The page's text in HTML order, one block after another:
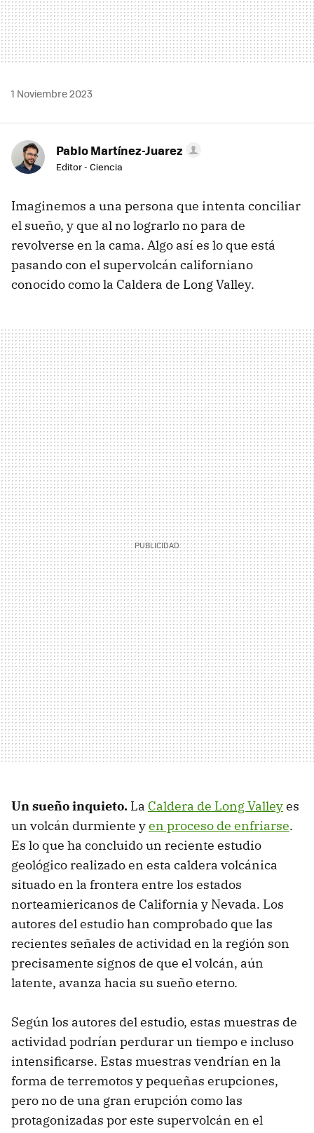
1 Noviembre 2023
Pablo Martínez-Juarez
Editor - Ciencia
Imaginemos a una persona que intenta conciliar
el sueño, y que al no lograrlo no para de
revolverse en la cama. Algo así es lo que está
pasando con el supervolcán californiano
conocido como la Caldera de Long Valley.
Un sueño inquieto. La Caldera de Long Valleyes
un volcán durmiente yen proceso de enfriarse.
Es lo que ha concluido un reciente estudio
geológico realizado en esta caldera volcánica
situado en la frontera entre los estados
norteamiericanos de California y Nevada. Los
autores del estudio han comprobado que las
recientes señales de actividad en la región son
precisamente signos de que el volcán, aún
latente, avanza hacia su sueño eterno.
Según los autores del estudio, estas muestras de
actividad podrían perdurar un tiempo e incluso
intensificarse. Estas muestras vendrían en la
forma de terremotos y pequeñas erupciones,
pero no de una gran erupción como las
protagonizadas por este supervolcán en el